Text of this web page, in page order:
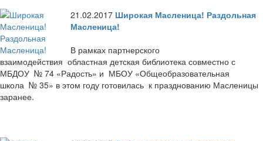
21.02.2017 Широкая Масленица! Раздольная
Масленица!
В рамках партнерского
взаимодействия областная детская библиотека совместно с
МБДОУ № 74 «Радость» и МБОУ «Общеобразовательная
школа № 35» в этом году готовилась к празднованию Масленицы
заранее.